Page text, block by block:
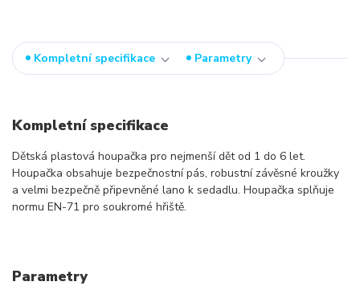
Kompletní specifikace Parametry
Kompletní specifikace
Dětská plastová houpačka pro nejmenší dět od 1 do 6 let.
Houpačka obsahuje bezpečnostní pás, robustní závěsné kroužky
a velmi bezpečně připevněné lano k sedadlu. Houpačka splňuje
normu EN-71 pro soukromé hřiště.
Parametry